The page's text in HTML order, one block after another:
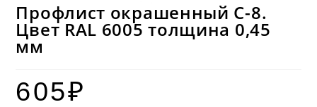
Профлист окрашенный С-8.
Цвет RAL 6005 толщина 0,45
мм
605₽